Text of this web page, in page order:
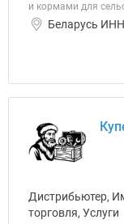
и кормами для
Беларусь
Дистрибьютер,
торговля, Услуги